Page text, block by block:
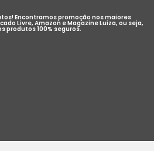
Encontramos promoção nos maiores
Livre, Amazon e Magazine Luiza, ou seja,
produtos 100% seguros.